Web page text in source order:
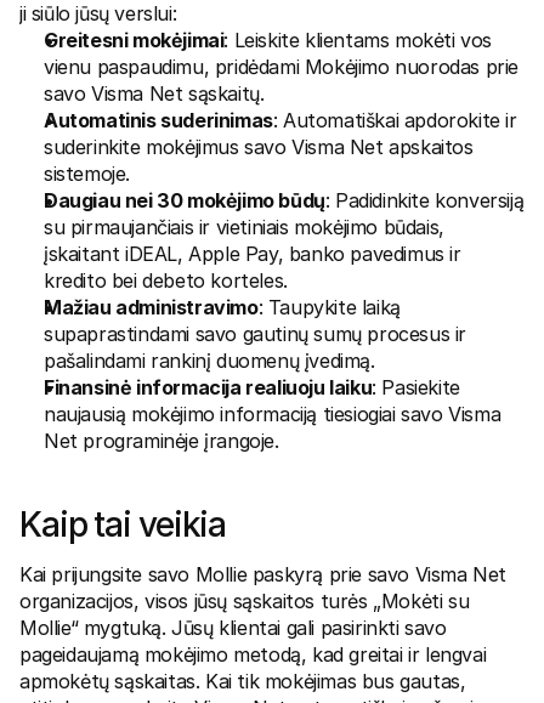
ji siūlo jūsų verslui:
Greitesni mokėjimai: Leiskite klientams mokėti vos
vienu paspaudimu, pridėdami Mokėjimo nuorodas prie
savo Visma Net sąskaitų.
Automatinis suderinimas: Automatiškai apdorokite ir
suderinkite mokėjimus savo Visma Net apskaitos
sistemoje.
Daugiau nei 30 mokėjimo būdų: Padidinkite konversiją
su pirmaujančiais ir vietiniais mokėjimo būdais,
įskaitant iDEAL, Apple Pay, banko pavedimus ir
kredito bei debeto korteles.
Mažiau administravimo: Taupykite laiką
supaprastindami savo gautinų sumų procesus ir
pašalindami rankinį duomenų įvedimą.
Finansinė informacija realiuoju laiku: Pasiekite
naujausią mokėjimo informaciją tiesiogiai savo Visma
Net programinėje įrangoje.
Kaip tai veikia
Kai prijungsite savo Mollie paskyrą prie savo Visma Net
organizacijos, visos jūsų sąskaitos turės „Mokėti su
Mollie“ mygtuką. Jūsų klientai gali pasirinkti savo
pageidaujamą mokėjimo metodą, kad greitai ir lengvai
apmokėtų sąskaitas. Kai tik mokėjimas bus gautas,